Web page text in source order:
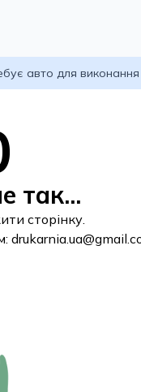
авто для
так...
сторінку.